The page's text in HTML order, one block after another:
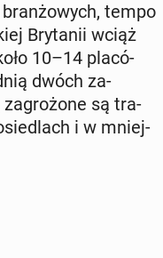
tempo
Bry­ta­nii wciąż
10–14 pla­có­
dwóch za­
za­gro­żo­ne są tra­
i w mniej­